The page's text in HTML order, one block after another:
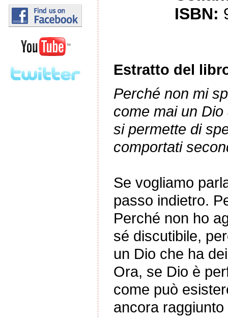
ISBN:
Estratto del
Perché non mi
come mai un
si permette di
comportati
Se vogliamo
passo indietro.
Perché non ho
sé discutibile,
un Dio che ha
Ora, se Dio è
come può
ancora